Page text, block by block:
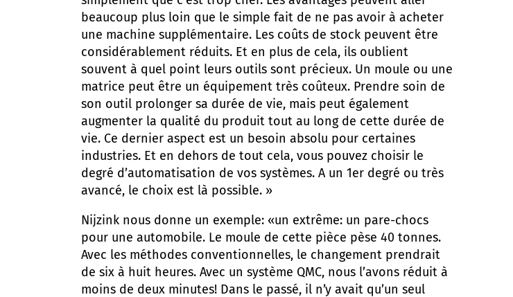
beaucoup plus loin que le simple fait de ne pas avoir à acheter
une machine supplémentaire. Les coûts de stock peuvent être
considérablement réduits. Et en plus de cela, ils oublient
souvent à quel point leurs outils sont précieux. Un moule ou une
matrice peut être un équipement très coûteux. Prendre soin de
son outil prolonger sa durée de vie, mais peut également
augmenter la qualité du produit tout au long de cette durée de
vie. Ce dernier aspect est un besoin absolu pour certaines
industries. Et en dehors de tout cela, vous pouvez choisir le
degré d’automatisation de vos systèmes. A un 1er degré ou très
avancé, le choix est là possible. »
Nijzink nous donne un exemple: «un extrême: un pare-chocs
pour une automobile. Le moule de cette pièce pèse 40 tonnes.
Avec les méthodes conventionnelles, le changement prendrait
de six à huit heures. Avec un système QMC, nous l’avons réduit à
moins de deux minutes! Dans le passé, il n’y avait qu’un seul